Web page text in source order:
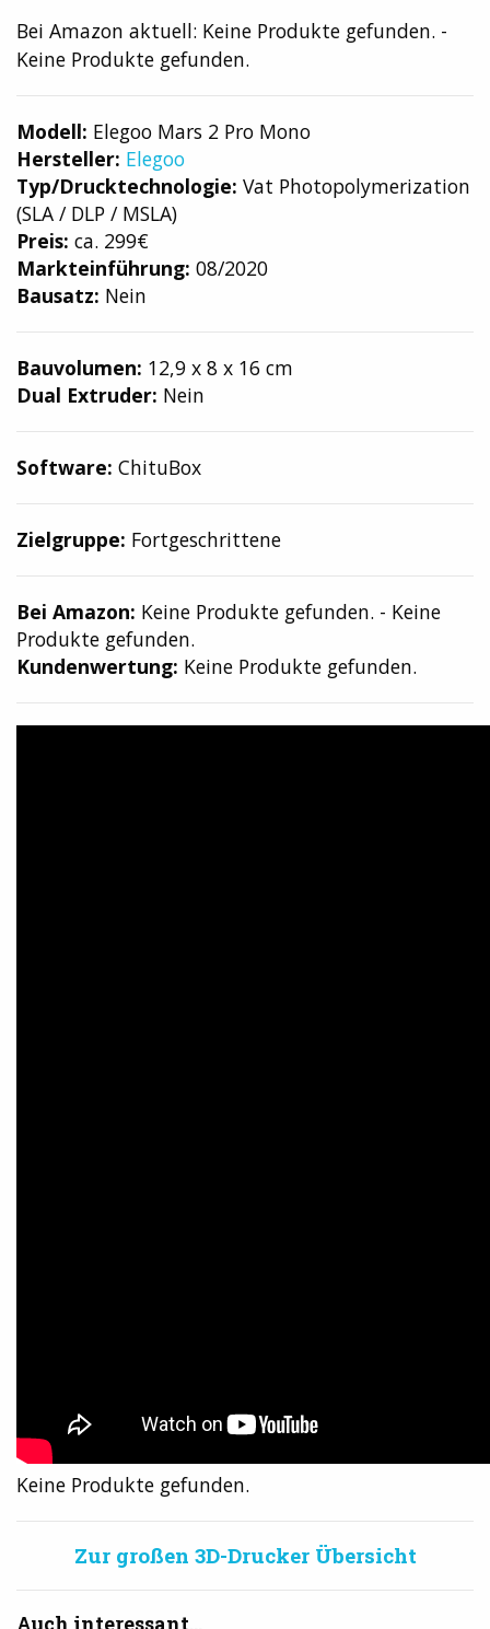
Bei Amazon aktuell: Keine Produkte gefunden. -
Keine Produkte gefunden.
Modell: Elegoo Mars 2 Pro Mono
Hersteller: Elegoo
Typ/Drucktechnologie: Vat Photopolymerization
(SLA / DLP / MSLA)
Preis: ca. 299€
Markteinführung: 08/2020
Bausatz: Nein
Bauvolumen: 12,9 x 8 x 16 cm
Dual Extruder: Nein
Software: ChituBox
Zielgruppe: Fortgeschrittene
Bei Amazon: Keine Produkte gefunden. - Keine
Produkte gefunden.
Kundenwertung: Keine Produkte gefunden.
Keine Produkte gefunden.
Zur großen 3D-Drucker Übersicht